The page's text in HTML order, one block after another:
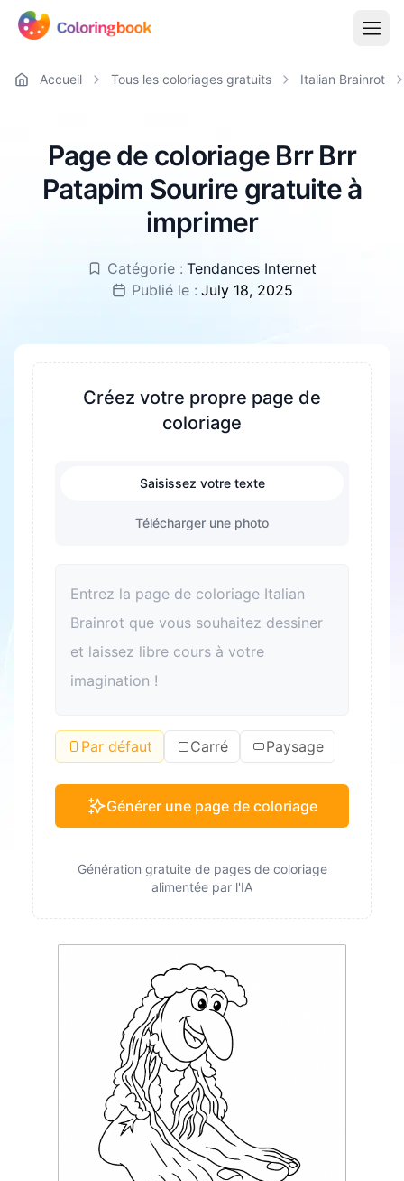
Accueil Tous les coloriages gratuits Italian Brainrot
Page de coloriage Brr Brr
Patapim Sourire gratuite à
imprimer
Catégorie : Tendances Internet
Publié le : July 18, 2025
Créez votre propre page de
coloriage
Saisissez votre texte
Télécharger une photo
Par défaut Carré Paysage
Générer une page de coloriage
Génération gratuite de pages de coloriage
alimentée par l'IA